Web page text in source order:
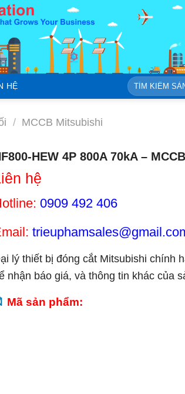
HỆ
Tìm
kiếm:
/ MCCB Mitsubishi
HEW 4P 800A 70kA –
hệ
0909 492 406
lý thiết bị đóng cắt Mitsubishi chính
nhận báo giá, và thông tin khác của
Mã sản phẩm: